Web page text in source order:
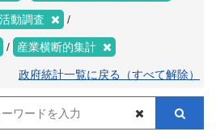
動調査
産業横断的集計
政府統計一覧に戻る（すべて解除）